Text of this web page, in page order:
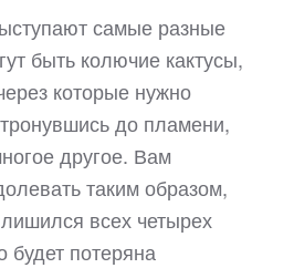
самые разные
быть колючие кактусы,
которые нужно
до пламени,
другое. Вам
таким образом,
всех четырех
будет потеряна